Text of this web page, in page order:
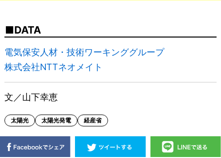
DATA
電気保安人材・技術ワーキンググループ
株式会社NTTネオメイト
文／山下幸恵
太陽光 太陽光発電 経産省